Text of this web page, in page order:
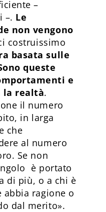
–
–. Le
non vengono
costruissimo
basata sulle
queste
e
la realtà.
il numero
in larga
che
al numero
Se non
è portato
di più, o a chi è
abbia ragione o
dal merito».